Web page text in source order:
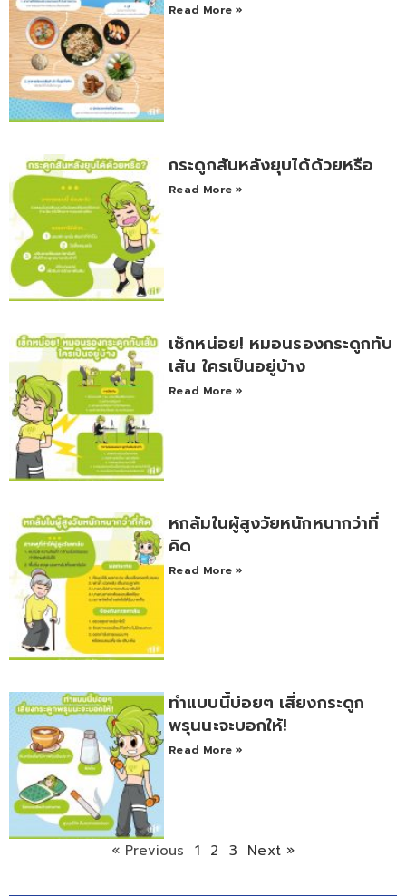
Read More »
กระดูกสันหลังยุบได้ด้วยหรือ
Read More »
เช็กหน่อย! หมอนรองกระดูกทับ
เส้น ใครเป็นอยู่บ้าง
Read More »
หกล้มในผู้สูงวัยหนักหนากว่าที่
คิด
Read More »
ทำแบบนี้บ่อยๆ เสี่ยงกระดูก
พรุนนะจะบอกให้!
Read More »
« Previous 1 2 3 Next »